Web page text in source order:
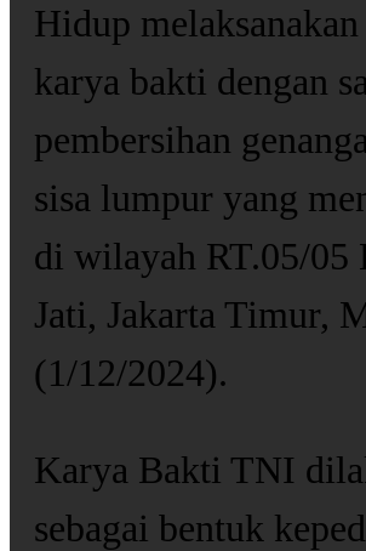
Hidup
karya bakti dengan
pembersihan
sisa lumpur yang
di wilayah RT.05/05
Jati, Jakarta Timur,
(1/12/2024).
Karya Bakti TNI
sebagai bentuk